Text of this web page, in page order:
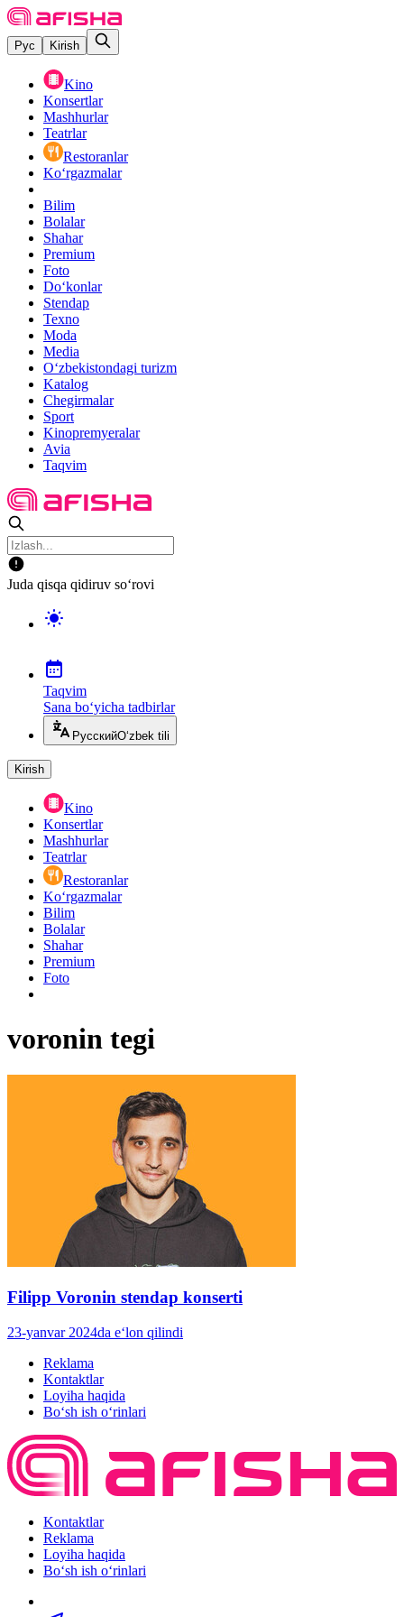
Рус Kirish
Kino
Konsertlar
Mashhurlar
Teatrlar
Restoranlar
Ko‘rgazmalar
Bilim
Bolalar
Shahar
Premium
Foto
Do‘konlar
Stendap
Texno
Moda
Media
O‘zbekistondagi turizm
Katalog
Chegirmalar
Sport
Kinopremyeralar
Avia
Taqvim
Juda qisqa qidiruv so‘rovi
Taqvim
Sana bo‘yicha tadbirlar
РусскийO‘zbek tili
Kirish
Kino
Konsertlar
Mashhurlar
Teatrlar
Restoranlar
Ko‘rgazmalar
Bilim
Bolalar
Shahar
Premium
Foto
voronin tegi
Filipp Voronin stendap konserti
23-yanvar 2024da e‘lon qilindi
Reklama
Kontaktlar
Loyiha haqida
Bo‘sh ish o‘rinlari
Kontaktlar
Reklama
Loyiha haqida
Bo‘sh ish o‘rinlari